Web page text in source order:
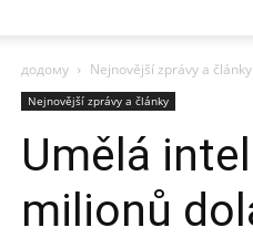
додому Nejnovější zprávy a články
Nejnovější zprávy a články
Umělá
milionů